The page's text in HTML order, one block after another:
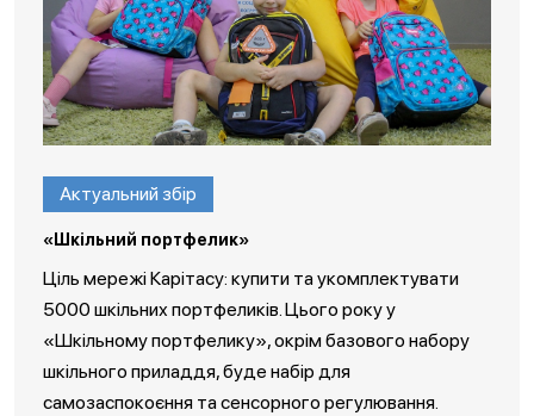
Актуальний збір
«Шкільний портфелик»
Ціль мережі Карітасу: купити та укомплектувати
5000 шкільних портфеликів. Цього року у
«Шкільному портфелику», окрім базового набору
шкільного приладдя, буде набір для
самозаспокоєння та сенсорного регулювання.